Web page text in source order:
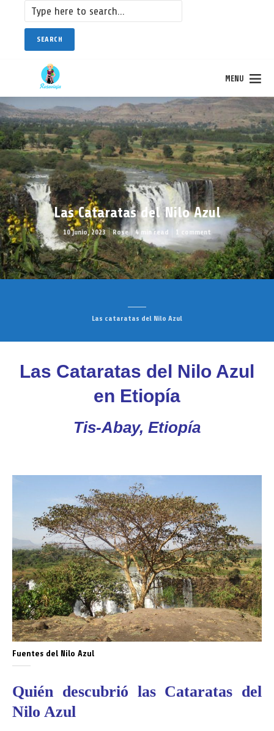
SEARCH
MENU
Las cataratas del Nilo Azul
Las Cataratas del Nilo Azul
10 junio, 2023 Rose 4 min read 1 comment
Las Cataratas del Nilo Azul
en Etiopía
Tis-Abay, Etiopía
Fuentes del Nilo Azul
Quién descubrió las Cataratas del
Nilo Azul